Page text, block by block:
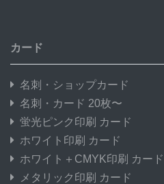
カード
名刺・ショップカード
名刺・カード 20枚〜
蛍光ピンク印刷 カード
ホワイト印刷 カード
ホワイト＋CMYK印刷 カード
メタリック印刷 カード